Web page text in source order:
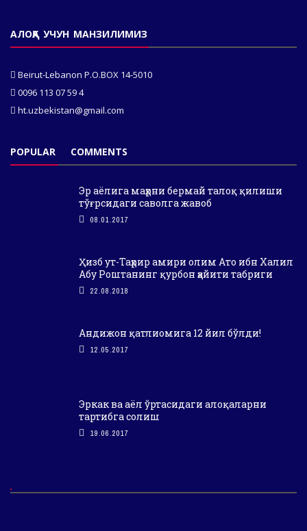
АЛОҚА УЧУН МАНЗИЛИМИЗ
Beirut-Lebanon P.O.BOX 14-5010
0096 113 07 59 4
ht.uzbekistan@gmail.com
POPULAR COMMENTS
Эр аёлига маҳрни бермай талоқ қилиши
тўғрсидаги саволга жавоб
08.01.2017
Ҳизб ут-Таҳрир амири олим Ато ибн Халил
Абу Роштанинг қурбон ҳайити табриги
22.08.2018
Андижон қатлиомига 12 йил бўлди!
12.05.2017
Эркак ва аёл ўртасидаги алоқаларни
тартибга солиш
19.06.2017